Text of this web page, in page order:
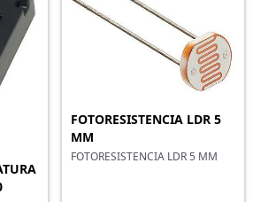
FOTORESISTENCIA LDR 5
MM
FOTORESISTENCIA LDR 5 MM